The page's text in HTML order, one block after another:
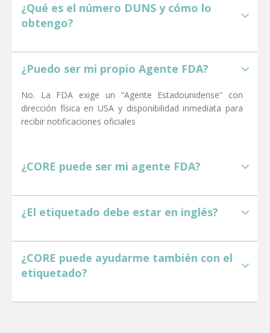
¿Qué es el número DUNS y cómo lo
obtengo?
Es un identificador único de 9 dígitos emitido por Dun &
Bradstreet para identificar tu empresa a nivel global. En
CORE estamos listos para ayudarte a obtenerlo de
¿Puedo ser mi propio Agente FDA?
No. La FDA exige un “Agente Estadounidense” con
dirección física en USA y disponibilidad inmediata para
recibir notificaciones oficiales
¿CORE puede ser mi agente FDA?
Sí. Podemos actuar como tu punto de contacto experto
en USA para cumplir con las obligaciones regulatorias
¿El etiquetado debe estar en inglés?
El etiquetado debe ser en inglés, pero también puede
presentar otros idiomas siempre y cuando todo esté en
ambos idiomas
¿CORE puede ayudarme también con el
etiquetado?
Sí. En CORE revisamos, corregimos y validamos tus